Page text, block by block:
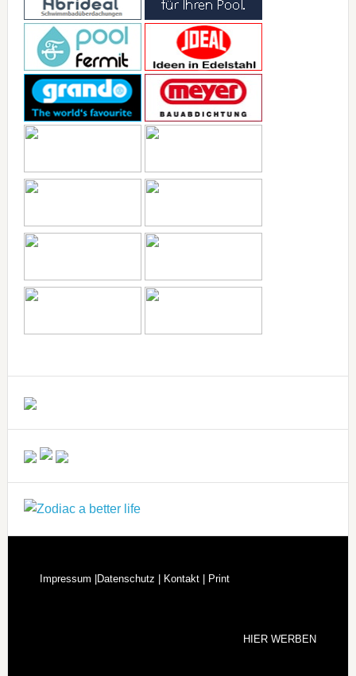
Impressum | Datenschutz | Kontakt | Print
HIER WERBEN